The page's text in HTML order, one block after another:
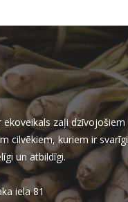
ekoveikals zaļi dzīvojošiem
cilvēkiem, kuriem ir svarīgi
un atbildīgi.
iela 81